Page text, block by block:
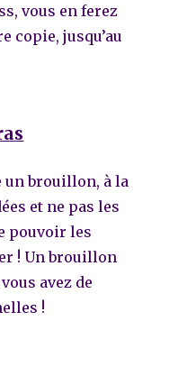
vous en ferez
copie, jusqu’au
brouillon, à la
et ne pas les
pouvoir les
! Un brouillon
avez de
!